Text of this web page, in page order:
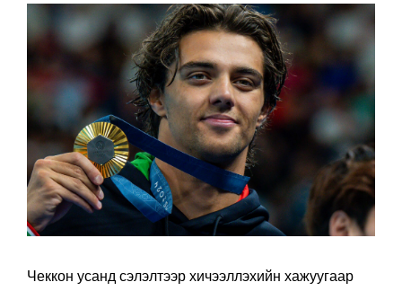
Чеккон усанд сэлэлтээр хичээллэхийн хажуугаар